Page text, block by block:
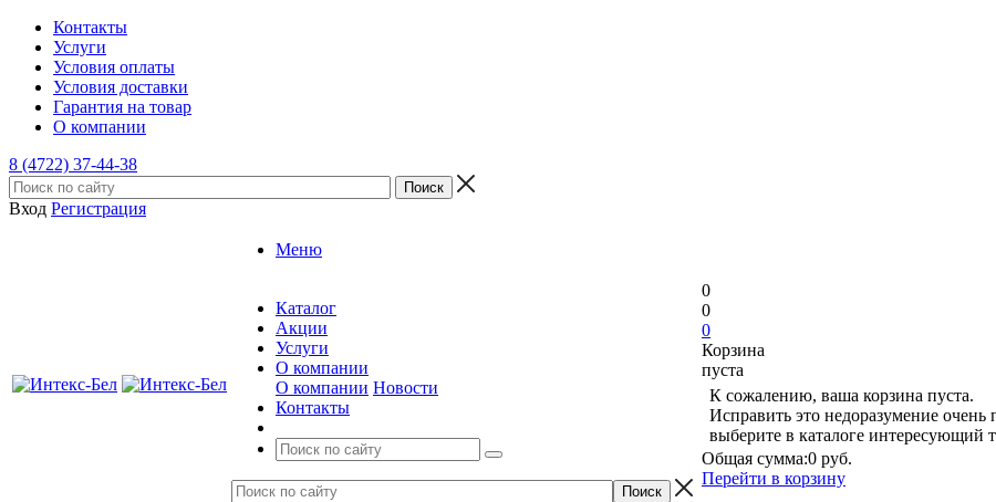
Контакты
Услуги
Условия оплаты
Условия доставки
Гарантия на товар
О компании
8 (4722) 37-44-38
Вход Регистрация
Меню
Каталог
Акции
Услуги
О компании
О компании Новости
Контакты
0
0
0
Корзина
пуста
К сожалению, ваша корзина пуста.
Исправить это недоразумение очень
выберите в каталоге интересующий
Общая сумма:0 руб.
Перейти в корзину